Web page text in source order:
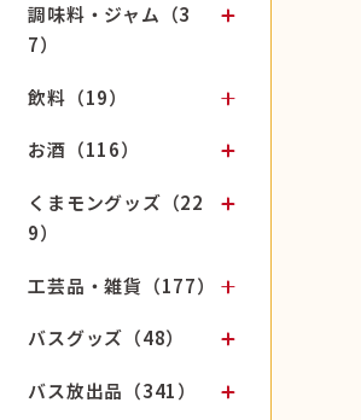
調味料・ジャム（3
7）
飲料（19）
お酒（116）
くまモングッズ（22
9）
工芸品・雑貨（177）
バスグッズ（48）
バス放出品（341）